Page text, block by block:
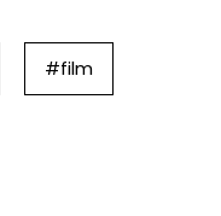
#film